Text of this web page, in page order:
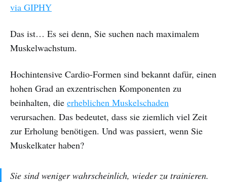
via GIPHY
Das ist… Es sei denn, Sie suchen nach maximalem
Muskelwachstum.
Hochintensive Cardio-Formen sind bekannt dafür, einen
hohen Grad an exzentrischen Komponenten zu
beinhalten, die erheblichen Muskelschaden
verursachen. Das bedeutet, dass sie ziemlich viel Zeit
zur Erholung benötigen. Und was passiert, wenn Sie
Muskelkater haben?
Sie sind weniger wahrscheinlich, wieder zu trainieren.